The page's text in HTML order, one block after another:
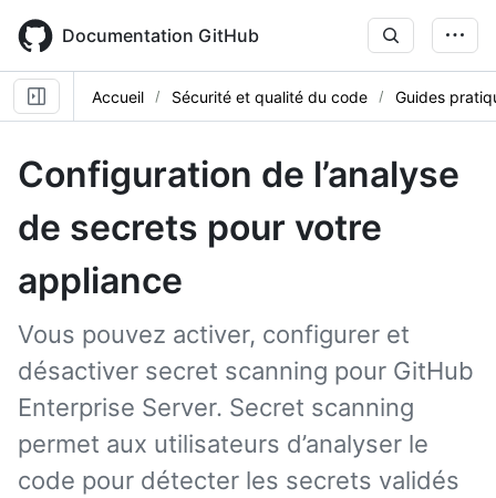
main
content
Documentation GitHub
Accueil Sécurité et qualité du code Guides
Configuration de l’analyse
de secrets pour votre
appliance
Vous pouvez activer, configurer et
désactiver secret scanning pour GitHub
Enterprise Server. Secret scanning
permet aux utilisateurs d’analyser le
code pour détecter les secrets validés